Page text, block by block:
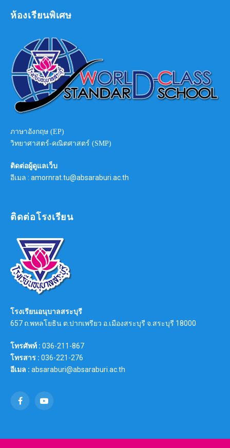
ห้องเรียนพิเศษ
ภาษาอังกฤษ (EP)
วิทยาศาสตร์-คณิตศาสตร์ (SMP)
ติดต่อผู้ดูแลเว็บ
อีเมล : amornrat.tu@absaraburi.ac.th
ติดต่อโรงเรียน
โรงเรียนอนุบาลสระบุรี
657 ถ.พหลโยธิน ต.ปากเพรียว อ.เมืองสระบุรี จ.สระบุรี 18000
โทรศัพท์ : 036-211-867
โทรสาร : 036-221-276
อีเมล : absaraburi@absaraburi.ac.th
FacebookYouTube